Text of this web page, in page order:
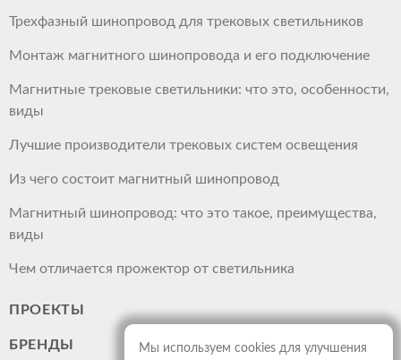
Трехфазный шинопровод для трековых светильников
Монтаж магнитного шинопровода и его подключение
Магнитные трековые светильники: что это, особенности,
виды
Лучшие производители трековых систем освещения
Из чего состоит магнитный шинопровод
Магнитный шинопровод: что это такое, преимущества,
виды
Чем отличается прожектор от светильника
ПРОЕКТЫ
БРЕНДЫ
Мы используем cookies для улучшения